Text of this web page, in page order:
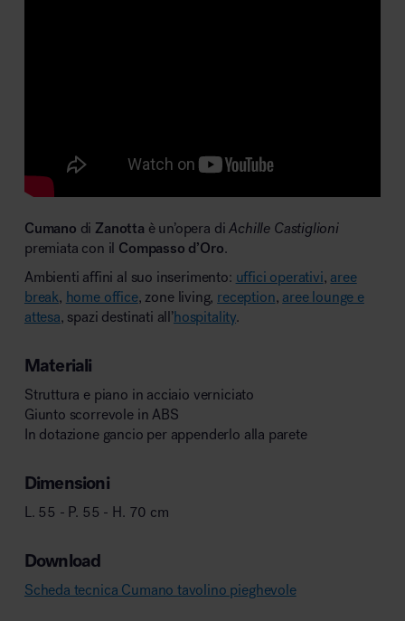
Cumano di Zanotta è un’opera di Achille Castiglioni
premiata con il Compasso d’Oro.
Ambienti affini al suo inserimento: uffici operativi, aree
break, home office, zone living, reception, aree lounge e
attesa, spazi destinati all’hospitality.
Materiali
Struttura e piano in acciaio verniciato
Giunto scorrevole in ABS
In dotazione gancio per appenderlo alla parete
Dimensioni
L. 55 - P. 55 - H. 70 cm
Download
Scheda tecnica Cumano tavolino pieghevole